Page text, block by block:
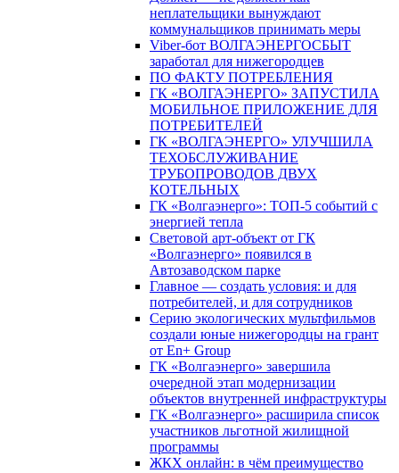
неплательщики вынуждают
коммунальщиков принимать меры
Viber-бот ВОЛГАЭНЕРГОСБЫТ
заработал для нижегородцев
ПО ФАКТУ ПОТРЕБЛЕНИЯ
ГК «ВОЛГАЭНЕРГО» ЗАПУСТИЛА
МОБИЛЬНОЕ ПРИЛОЖЕНИЕ ДЛЯ
ПОТРЕБИТЕЛЕЙ
ГК «ВОЛГАЭНЕРГО» УЛУЧШИЛА
ТЕХОБСЛУЖИВАНИЕ
ТРУБОПРОВОДОВ ДВУХ
КОТЕЛЬНЫХ
ГК «Волгаэнерго»: ТОП-5 событий с
энергией тепла
Световой арт-объект от ГК
«Волгаэнерго» появился в
Автозаводском парке
Главное — создать условия: и для
потребителей, и для сотрудников
Серию экологических мультфильмов
создали юные нижегородцы на грант
от En+ Group
ГК «Волгаэнерго» завершила
очередной этап модернизации
объектов внутренней инфраструктуры
ГК «Волгаэнерго» расширила список
участников льготной жилищной
программы
ЖКХ онлайн: в чём преимущество